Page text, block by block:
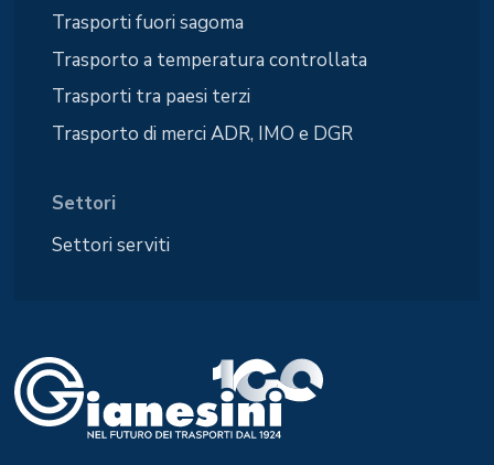
Trasporti fuori sagoma
Trasporto a temperatura controllata
Trasporti tra paesi terzi
Trasporto di merci ADR, IMO e DGR
Settori
Settori serviti